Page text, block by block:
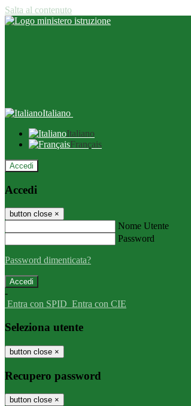
Salta al contenuto
Italiano
Italiano
Français
Accedi
Accedi
button close ×
Nome Utente
Password
Password dimenticata?
-
Entra con SPID Entra con CIE
Seleziona utente
button close ×
Recupero password
button close ×